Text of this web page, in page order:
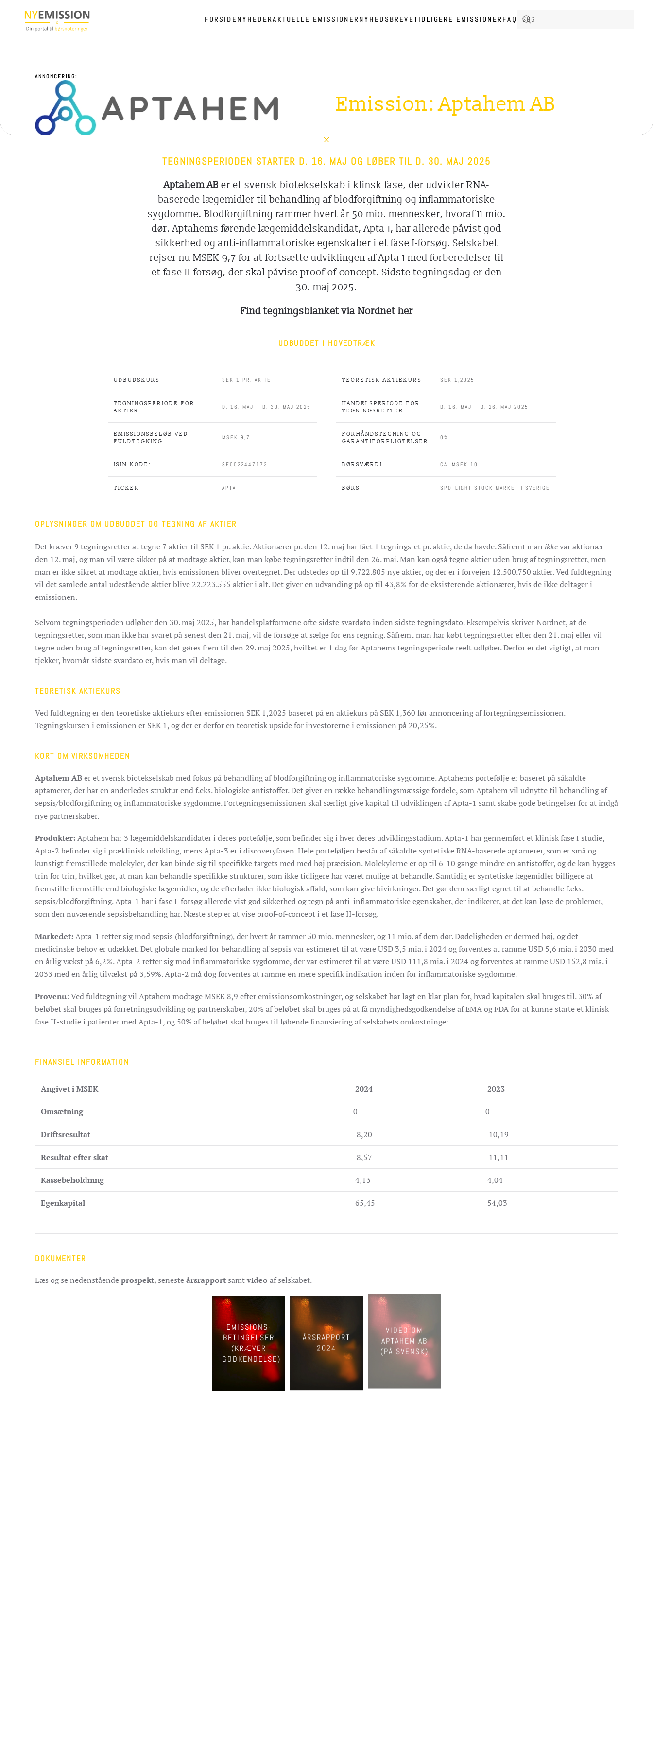
Gå til hovedindhold FORSIDENYHEDERAKTUELLE EMISSIONERNYHEDSBREVETIDLIGERE EMISSIONERFAQ
ANNONCERING:
Emission:Aptahem AB
TEGNINGSPERIODEN STARTER D. 16. MAJ OG LØBER TIL D. 30. MAJ 2025
Aptahem AB er et svensk biotekselskab i klinsk fase, der udvikler RNA-
baserede lægemidler til behandling af blodforgiftning og inflammatoriske
sygdomme. Blodforgiftning rammer hvert år 50 mio. mennesker, hvoraf 11 mio.
dør. Aptahems førende lægemiddelskandidat, Apta-1, har allerede påvist god
sikkerhed og anti-inflammatoriske egenskaber i et fase I-forsøg. Selskabet
rejser nu MSEK 9,7 for at fortsætte udviklingen af Apta-1 med forberedelser til
et fase II-forsøg, der skal påvise proof-of-concept. Sidste tegningsdag er den
30. maj 2025.
Find tegningsblanket via Nordnet her
UDBUDDET I HOVEDTRÆK
UDBUDSKURS SEK 1 PR. AKTIE
TEGNINGSPERIODE FOR
AKTIER
D. 16. MAJ – D. 30. MAJ 2025
EMISSIONSBELØB VED
FULDTEGNING
MSEK 9,7
ISIN KODE: SE0022447173
TICKER APTA
TEORETISK AKTIEKURS SEK 1,2025
HANDELSPERIODE FOR
TEGNINGSRETTER
D. 16. MAJ – D. 26. MAJ 2025
FORHÅNDSTEGNING OG
GARANTIFORPLIGTELSER
0%
BØRSVÆRDI CA. MSEK 10
BØRS SPOTLIGHT STOCK MARKET I SVERIGE
OPLYSNINGER OM UDBUDDET OG TEGNING AF AKTIER
Det kræver 9 tegningsretter at tegne 7 aktier til SEK 1 pr. aktie. Aktionærer pr. den 12. maj har fået 1 tegningsret pr. aktie, de da havde. Såfremt man ikkevar aktionær
den 12. maj, og man vil være sikker på at modtage aktier, kan man købe tegningsretter indtil den 26. maj. Man kan også tegne aktier uden brug af tegningsretter, men
man er ikke sikret at modtage aktier, hvis emissionen bliver overtegnet. Der udstedes op til 9.722.805 nye aktier, og der er i forvejen 12.500.750 aktier.Ved fuldtegning
vil det samlede antal udestående aktier blive 22.223.555 aktier i alt.Det giver en udvanding på op til 43,8% for de eksisterende aktionærer, hvis de ikke deltager i
emissionen.
Selvom tegningsperioden udløber den 30. maj 2025, har handelsplatformene ofte sidste svardato inden sidste tegningsdato. Eksempelvis skriver Nordnet, at de
tegningsretter, som man ikke har svaret på senest den 21. maj, vil de forsøge at sælge for ens regning. Såfremt man har købt tegningsretter efter den 21. maj eller vil
tegne uden brug af tegningsretter, kan det gøres frem til den 29. maj 2025, hvilket er 1 dag før Aptahems tegningsperiode reelt udløber. Derfor er det vigtigt, at man
tjekker, hvornår sidste svardato er, hvis man vil deltage.
TEORETISK AKTIEKURS
Ved fuldtegning er den teoretiske aktiekurs efter emissionen SEK 1,2025 baseret på en aktiekurs på SEK 1,360 før annoncering af fortegningsemissionen.
Tegningskursen i emissionen er SEK 1, og der er derfor en teoretisk upside for investorerne i emissionen på 20,25%.
KORT OM VIRKSOMHEDEN
Aptahem ABer et svensk biotekselskab med fokus på behandling af blodforgiftning og inflammatoriske sygdomme. Aptahems portefølje er baseret på såkaldte
aptamerer, der har en anderledes struktur end f.eks. biologiske antistoffer. Det giver en række behandlingsmæssige fordele, som Aptahem vil udnytte til behandling af
sepsis/blodforgiftning og inflammatoriske sygdomme. Fortegningsemissionen skal særligt give kapital til udviklingen af Apta-1 samt skabe gode betingelser for at indgå
nye partnerskaber.
Produkter:Aptahem har 3 lægemiddelskandidater i deres portefølje, som befinder sig i hver deres udviklingsstadium. Apta-1 har gennemført et klinisk fase I studie,
Apta-2 befinder sig i præklinisk udvikling, mens Apta-3 er i discoveryfasen. Hele porteføljen består af såkaldte syntetiske RNA-baserede aptamerer, som er små og
kunstigt fremstillede molekyler, der kan binde sig til specifikke targets med med høj præcision. Molekylerne er op til 6-10 gange mindre en antistoffer, og de kan bygges
trin for trin, hvilket gør, at man kan behandle specifikke strukturer, som ikke tidligere har været mulige at behandle. Samtidig er syntetiske lægemidler billigere at
fremstille fremstille end biologiske lægemidler, og de efterlader ikke biologisk affald, som kan give bivirkninger. Det gør dem særligt egnet til at behandle f.eks.
sepsis/blodforgiftning. Apta-1 har i fase I-forsøg allerede vist god sikkerhed og tegn på anti-inflammatoriske egenskaber, der indikerer, at det kan løse de problemer,
som den nuværende sepsisbehandling har. Næste step er at vise proof-of-concept i et fase II-forsøg.
Markedet:Apta-1 retter sig mod sepsis (blodforgiftning), der hvert år rammer 50 mio. mennesker, og 11 mio. af dem dør. Dødeligheden er dermed høj, og det
medicinske behov er udækket. Det globale marked for behandling af sepsis var estimeret til at være USD 3,5 mia. i 2024 og forventes at ramme USD 5,6 mia. i 2030 med
en årlig vækst på 6,2%. Apta-2 retter sig mod inflammatoriske sygdomme, der var estimeret til at være USD 111,8 mia. i 2024 og forventes at ramme USD 152,8 mia. i
2033 med en årlig tilvækst på 3,59%. Apta-2 må dog forventes at ramme en mere specifik indikation inden for inflammatoriske sygdomme.
Provenu: Ved fuldtegning vil Aptahem modtage MSEK 8,9 efter emissionsomkostninger, og selskabet har lagt en klar plan for, hvad kapitalen skal bruges til. 30% af
beløbet skal bruges på forretningsudvikling og partnerskaber, 20% af beløbet skal bruges på at få myndighedsgodkendelse af EMA og FDA for at kunne starte et klinisk
fase II-studie i patienter med Apta-1, og 50% af beløbet skal bruges til løbende finansiering af selskabets omkostninger.
FINANSIEL INFORMATION
Angivet i MSEK 2024 2023
Omsætning 0 0
Driftsresultat -8,20 -10,19
Resultat efter skat -8,57 -11,11
Kassebeholdning 4,13 4,04
Egenkapital 65,45 54,03
DOKUMENTER
Læs og se nedenståendeprospekt, senesteårsrapport samtvideo af selskabet.
EMISSIONS-
BETINGELSER
(KRÆVER
GODKENDELSE)
ÅRSRAPPORT
2024
VIDEO OM
APTAHEM AB
(PÅ SVENSK)